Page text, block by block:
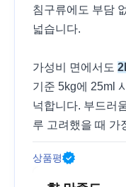
침구류에도 부담
넓습니다.
가성비 면에서도
기준 5kg에 25ml
넉합니다. 부드러
루 고려했을 때 가
상품평